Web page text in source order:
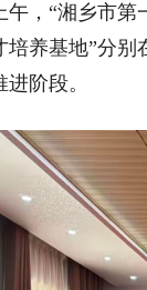
午，“湘乡市第
培养基地”分
阶段。